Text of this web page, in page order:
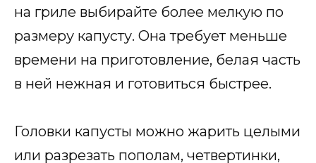
на гриле выбирайте более мелкую по
размеру капусту. Она требует меньше
времени на приготовление, белая часть
в ней нежная и готовиться быстрее.
Головки капусты можно жарить целыми
или разрезать пополам, четвертинки,